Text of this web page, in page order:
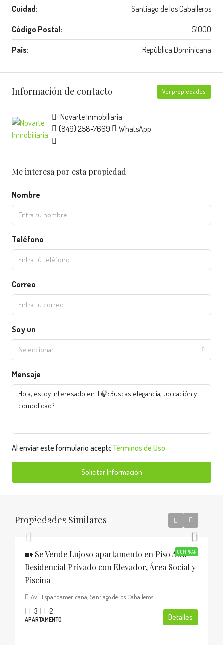
Cuidad: Santiago de los Caballeros
Código Postal: 51000
País: República Dominicana
Información de contacto Ver propiedades
Novarte Inmobiliaria
(849) 258-7669
WhatsApp
Me interesa por esta propiedad
Nombre
Teléfono
Correo
Soy un
Seleccionar
Mensaje
Al enviar este formulario aceptoTérminos de Uso
Solicitar Información
Propiedades Similares
COMPRAR
USD$205,000
🏡 Se Vende Lujoso apartamento en Piso Alto
Residencial Privado con Elevador, Área Social y
Piscina
Av. Hispanoamericana, Santiago de los Caballeros
3 2
APARTAMENTO Detalles